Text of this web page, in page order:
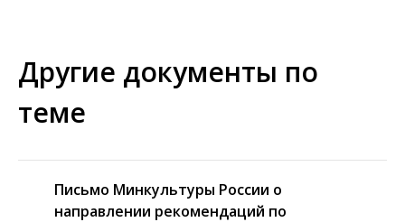
Другие документы по
теме
Письмо Минкультуры России о
направлении рекомендаций по